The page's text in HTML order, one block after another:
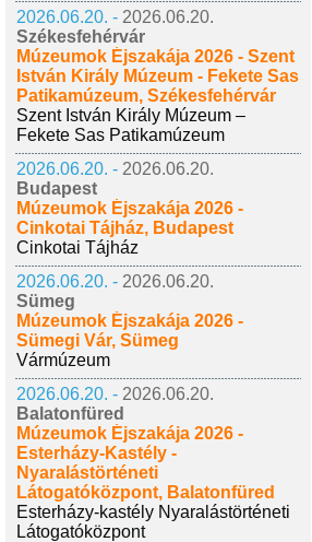
2026.06.20. - 2026.06.20.
Székesfehérvár
Múzeumok Éjszakája 2026 - Szent
István Király Múzeum - Fekete Sas
Patikamúzeum, Székesfehérvár
Szent István Király Múzeum –
Fekete Sas Patikamúzeum
2026.06.20. - 2026.06.20.
Budapest
Múzeumok Éjszakája 2026 -
Cinkotai Tájház, Budapest
Cinkotai Tájház
2026.06.20. - 2026.06.20.
Sümeg
Múzeumok Éjszakája 2026 -
Sümegi Vár, Sümeg
Vármúzeum
2026.06.20. - 2026.06.20.
Balatonfüred
Múzeumok Éjszakája 2026 -
Esterházy-Kastély -
Nyaralástörténeti
Látogatóközpont, Balatonfüred
Esterházy-kastély Nyaralástörténeti
Látogatóközpont